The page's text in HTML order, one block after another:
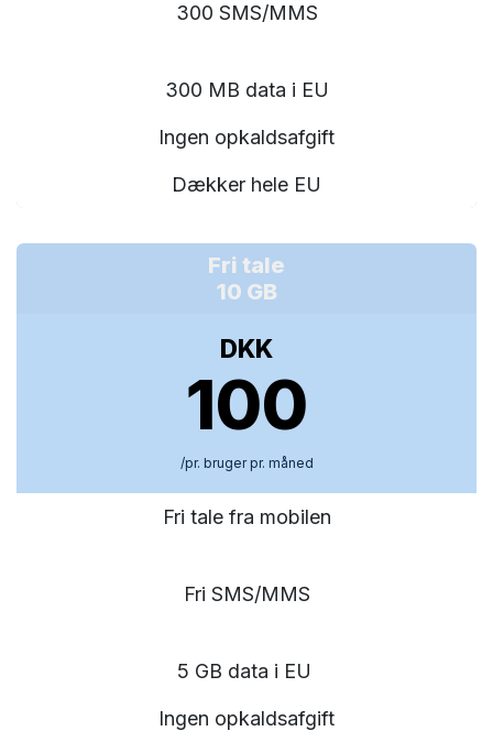
300 SMS/MMS
300 MB data i EU
Ingen opkaldsafgift
Dækker hele EU
Fri tale
10 GB
DKK
100
/pr. bruger pr. måned
Fri tale fra mobilen
Fri SMS/MMS
5 GB data i EU
Ingen opkaldsafgift